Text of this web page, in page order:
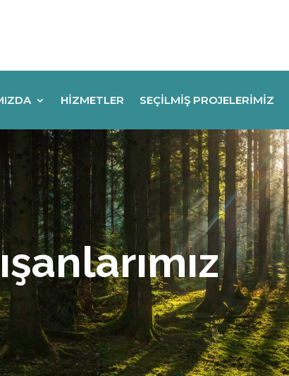
HIZMETLER SEÇILMIŞ PROJELERIMIZ